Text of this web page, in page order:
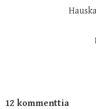
12 kommenttia